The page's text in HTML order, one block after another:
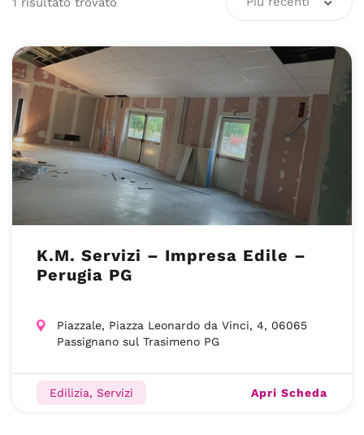
K.M. Servizi – Impresa Edile –
Perugia PG
Piazzale, Piazza Leonardo da Vinci, 4, 06065
Passignano sul Trasimeno PG
Edilizia, Servizi Apri Scheda